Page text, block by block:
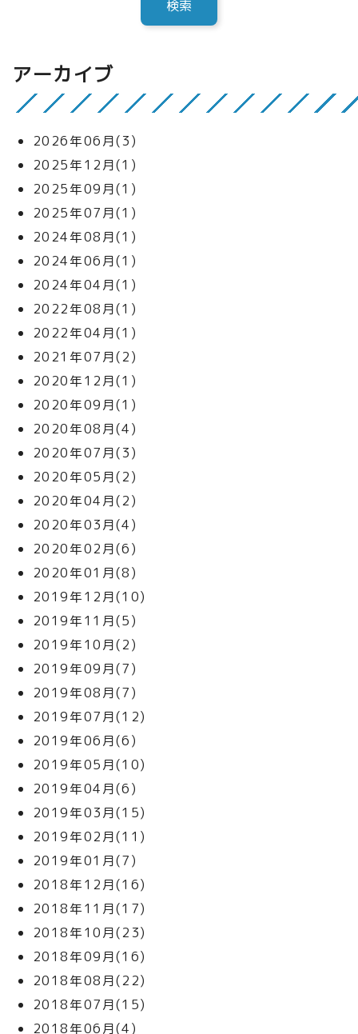
アーカイブ
2026年06月(3)
2025年12月(1)
2025年09月(1)
2025年07月(1)
2024年08月(1)
2024年06月(1)
2024年04月(1)
2022年08月(1)
2022年04月(1)
2021年07月(2)
2020年12月(1)
2020年09月(1)
2020年08月(4)
2020年07月(3)
2020年05月(2)
2020年04月(2)
2020年03月(4)
2020年02月(6)
2020年01月(8)
2019年12月(10)
2019年11月(5)
2019年10月(2)
2019年09月(7)
2019年08月(7)
2019年07月(12)
2019年06月(6)
2019年05月(10)
2019年04月(6)
2019年03月(15)
2019年02月(11)
2019年01月(7)
2018年12月(16)
2018年11月(17)
2018年10月(23)
2018年09月(16)
2018年08月(22)
2018年07月(15)
2018年06月(4)